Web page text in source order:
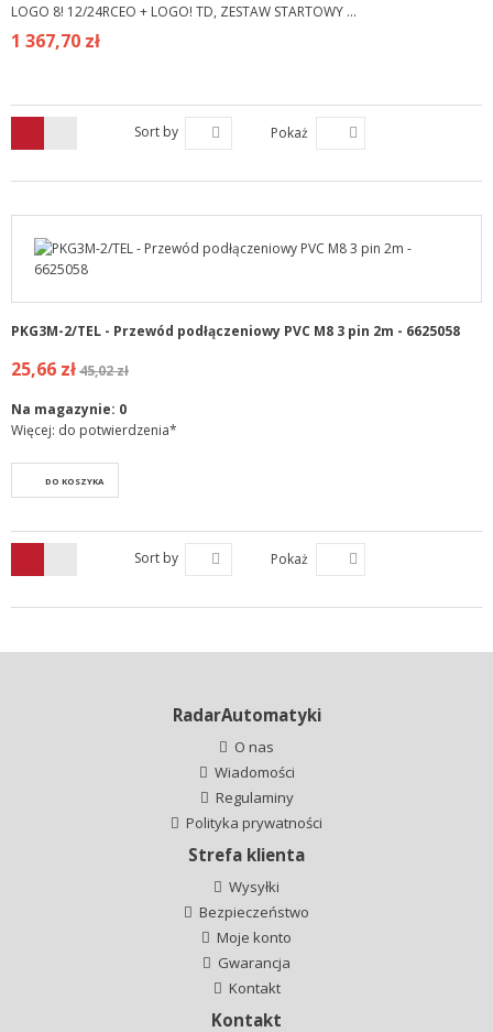
LOGO 8! 12/24RCEO + LOGO! TD, ZESTAW STARTOWY ...
1 367,70 zł
Sort by Pokaż
PKG3M-2/TEL - Przewód podłączeniowy PVC M8 3 pin 2m - 6625058
25,66 zł45,02 zł
Na magazynie: 0
Więcej: do potwierdzenia*
DO KOSZYKA
Sort by Pokaż
RadarAutomatyki
O nas
Wiadomości
Regulaminy
Polityka prywatności
Strefa klienta
Wysyłki
Bezpieczeństwo
Moje konto
Gwarancja
Kontakt
Kontakt